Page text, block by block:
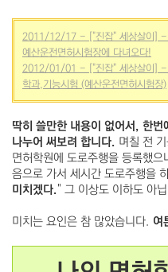
2011/12/17 - ["진잡" 세상살이] -
예산운전면허시험장에 다녀오다!
2012/01/01 - ["진잡" 세상살이] -
학과,기능시험 (예산운전면허시험장)
딱히 쓸만한 내용이 없어서, 한번
나누어 써보려 합니다. 며칠 전
면허학원에 도로주행을 등록했
음으로 가서 세시간 도로주행을
미치겠다." 그 이상도 이하도 아
미치는 요인은 참 많았습니다. 여